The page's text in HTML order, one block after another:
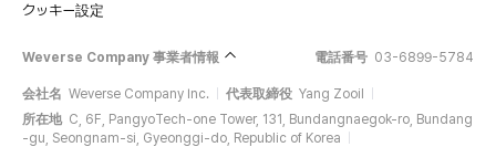
クッキー設定
Weverse Company 事業者情報 電話番号 03-6899-5784
会社名 Weverse Company Inc. 代表取締役 Yang Zooil
所在地 C, 6F, PangyoTech-one Tower, 131, Bundangnaegok-ro, Bundang
-gu, Seongnam-si, Gyeonggi-do, Republic of Korea